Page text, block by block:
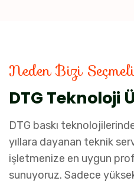
Neden Bizi
DTG Teknoloji
DTG baskı
yıllara dayanan teknik
işletmenize en uygun
sunuyoruz. Sadece